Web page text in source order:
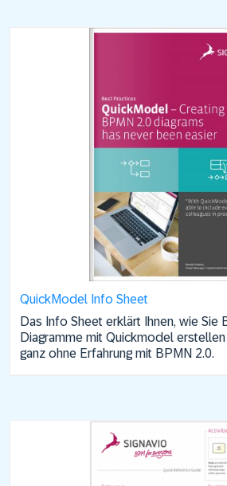
QuickModel Info Sheet
Das Info Sheet erklärt Ihnen, wie Sie
Diagramme mit Quickmodel
ganz ohne Erfahrung mit BPMN 2.0.